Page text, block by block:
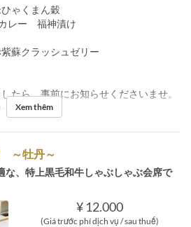
ゃくまん穀
福神漬け
蘇クラッシュゼリー
たら、事前にお知らせくださいませ。
Bữa Bữa tối
Xem thêm
～牡丹～
な、特上黒毛和牛しゃぶしゃぶ会席で
¥ 12.000
(Giá trước phí dịch vụ / sau thuế)